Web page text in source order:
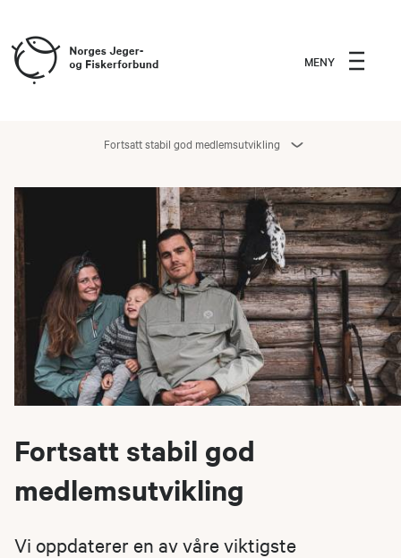
MENY
Fortsatt stabil god medlemsutvikling
Fortsatt stabil god
medlemsutvikling
Vi oppdaterer en av våre viktigste